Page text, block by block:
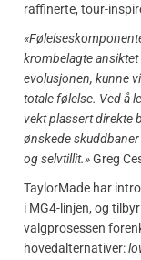
raffinerte, tour-
krombelagte
evolusjonen, kunne
totale følelse. Ved å
vekt plassert direkte
ønskede
og selvtillit.»Greg
TaylorMade har
i MG4-linjen, og
valgprosessen
hovedalternativer: